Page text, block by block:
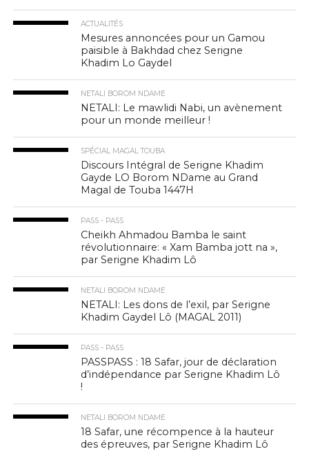
ACTUALITÉS
Mesures annoncées pour un Gamou
paisible à Bakhdad chez Serigne
Khadim Lo Gaydel
NETALI BOROM NDAME
NETALI: Le mawlidi Nabi, un avènement
pour un monde meilleur !
SPÉCIAL MAGAL TOUBA
Discours Intégral de Serigne Khadim
Gayde LO Borom NDame au Grand
Magal de Touba 1447H
PASS - PASS
Cheikh Ahmadou Bamba le saint
révolutionnaire: « Xam Bamba jott na »,
par Serigne Khadim Lô
NETALI BOROM NDAME
NETALI: Les dons de l’exil, par Serigne
Khadim Gaydel Lô (MAGAL 2011)
PASS - PASS
PASSPASS : 18 Safar, jour de déclaration
d’indépendance par Serigne Khadim Lô
!
NETALI BOROM NDAME
18 Safar, une récompence à la hauteur
des épreuves, par Serigne Khadim Lô